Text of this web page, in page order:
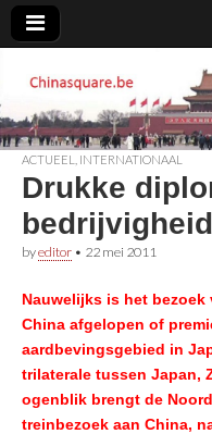
ACTUEEL INTERNATIONAAL
Drukke
bedrijvigheid
byeditor • 22 mei 2011
Nauwelijks is het bezoek
China afgelopen of
aardbevingsgebied in
trilaterale tussen Japan,
ogenblik brengt de
treinbezoek aan China,